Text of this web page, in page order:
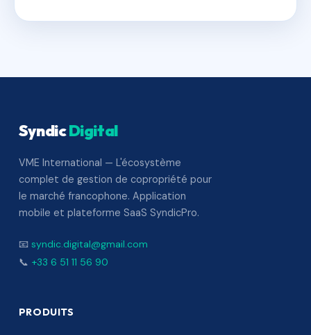
SyndicDigital
VME International — L'écosystème
complet de gestion de copropriété pour
le marché francophone. Application
mobile et plateforme SaaS SyndicPro.
📧 syndic.digital@gmail.com
📞 +33 6 51 11 56 90
PRODUITS